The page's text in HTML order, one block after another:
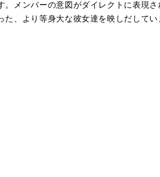
。メンバーの意図がダイレクトに表現
た、より等身大な彼女達を映しだしてい